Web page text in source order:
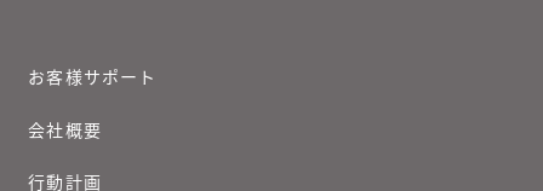
お客様サポート
会社概要
行動計画